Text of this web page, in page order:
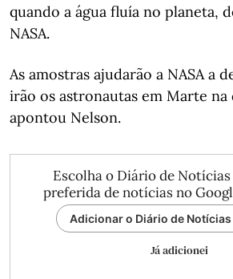
quando a água fluía no planeta,
NASA.
As amostras ajudarão a NASA a
irão os astronautas em Marte na
apontou Nelson.
Escolha o Diário de
preferida de notícias no
Adicionar o Diário de
Já adicionei